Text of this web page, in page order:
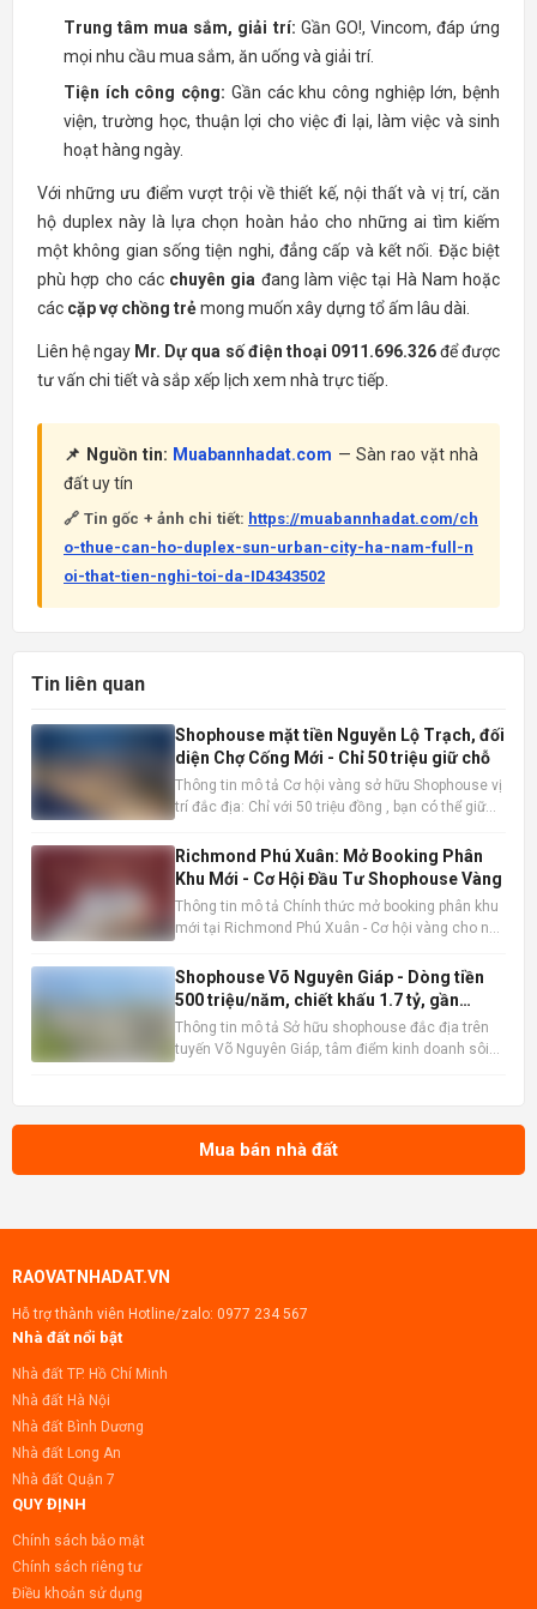
Trung tâm mua sắm, giải trí: Gần GO!, Vincom, đáp ứng
mọi nhu cầu mua sắm, ăn uống và giải trí.
Tiện ích công cộng: Gần các khu công nghiệp lớn, bệnh
viện, trường học, thuận lợi cho việc đi lại, làm việc và sinh
hoạt hàng ngày.
Với những ưu điểm vượt trội về thiết kế, nội thất và vị trí, căn
hộ duplex này là lựa chọn hoàn hảo cho những ai tìm kiếm
một không gian sống tiện nghi, đẳng cấp và kết nối. Đặc biệt
phù hợp cho các chuyên gia đang làm việc tại Hà Nam hoặc
các cặp vợ chồng trẻmong muốn xây dựng tổ ấm lâu dài.
Liên hệ ngay Mr. Dự qua số điện thoại 0911.696.326để được
tư vấn chi tiết và sắp xếp lịch xem nhà trực tiếp.
📌 Nguồn tin: Muabannhadat.com — Sàn rao vặt nhà
đất uy tín
🔗 Tin gốc + ảnh chi tiết: https://muabannhadat.com/ch
o-thue-can-ho-duplex-sun-urban-city-ha-nam-full-n
oi-that-tien-nghi-toi-da-ID4343502
Tin liên quan
Shophouse mặt tiền Nguyễn Lộ Trạch, đối
diện Chợ Cống Mới - Chỉ 50 triệu giữ chỗ
Thông tin mô tả Cơ hội vàng sở hữu Shophouse vị
trí đắc địa: Chỉ với 50 triệu đồng , bạn có thể giữ
mặt tiền Nguyễn Lộ Trạch, đối diện Chợ Cống Mới
sầm uất. Đây là thời điểm vàng để đầu tư trước khi
Richmond Phú Xuân: Mở Booking Phân
Khu Mới - Cơ Hội Đầu Tư Shophouse Vàng
Thông tin mô tả Chính thức mở booking phân khu
mới tại Richmond Phú Xuân - Cơ hội vàng cho nhà
Richmond Phú Xuân đang nổi lên như một lựa
chọn đầu tư và kinh doanh hấp dẫn. Thông tin sản
phẩm nổi bật: Vị trí đắ
Shophouse Võ Nguyên Giáp - Dòng tiền
500 triệu/năm, chiết khấu 1.7 tỷ, gần
AEON Mall
Thông tin mô tả Sở hữu shophouse đắc địa trên
tuyến Võ Nguyên Giáp, tâm điểm kinh doanh sôi
Mua bán nhà đất
RAOVATNHADAT.VN
Hỗ trợ thành viên Hotline/zalo: 0977 234 567
Nhà đất nổi bật
Nhà đất TP. Hồ Chí Minh
Nhà đất Hà Nội
Nhà đất Bình Dương
Nhà đất Long An
Nhà đất Quận 7
QUY ĐỊNH
Chính sách bảo mật
Chính sách riêng tư
Điều khoản sử dụng